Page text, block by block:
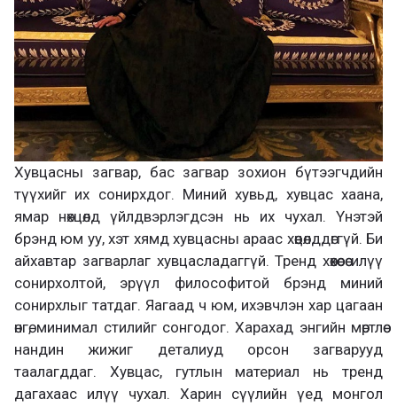
Хувцасны загвар, бас загвар зохион бүтээгчдийн
түүхийг их сонирхдог. Миний хувьд, хувцас хаана,
ямар нөхцөлд үйлдвэрлэгдсэн нь их чухал. Үнэтэй
брэнд юм уу, хэт хямд хувцасны араас хөөцөлддөггүй. Би
айхавтар загварлаг хувцасладаггүй. Тренд хөөхөөсөө илүү
сонирхолтой, эрүүл философитой брэнд миний
сонирхлыг татдаг. Яагаад ч юм, ихэвчлэн хар цагаан
өнгө, минимал стилийг сонгодог. Харахад энгийн мөртлөө
нандин жижиг деталиуд орсон загварууд
таалагддаг. Хувцас, гутлын материал нь тренд
дагахаас илүү чухал. Харин сүүлийн үед монгол